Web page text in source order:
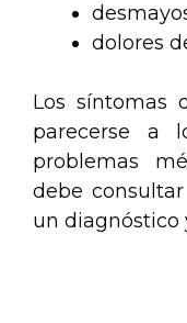
dolores
Los síntomas
parecerse a
problemas
debe
un diagnóstico